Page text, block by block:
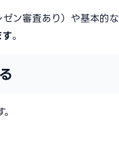
ン審査あり）や基本的
す。